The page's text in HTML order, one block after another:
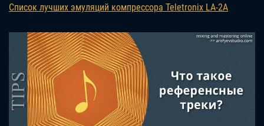
Список лучших эмуляций компрессора Teletronix LA-2A